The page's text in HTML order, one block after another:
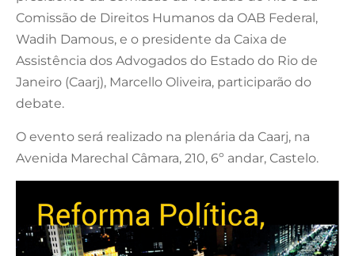
Comissão de Direitos Humanos da OAB Federal,
Wadih Damous, e o presidente da Caixa de
Assistência dos Advogados do Estado do Rio de
Janeiro (Caarj), Marcello Oliveira, participarão do
debate.
O evento será realizado na plenária da Caarj, na
Avenida Marechal Câmara, 210, 6º andar, Castelo.